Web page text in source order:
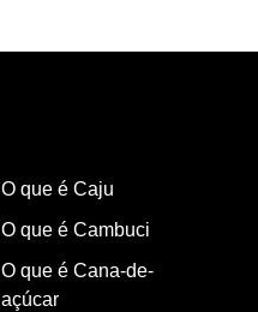
O que é Caju
O que é Cambuci
O que é Cana-de-
açúcar